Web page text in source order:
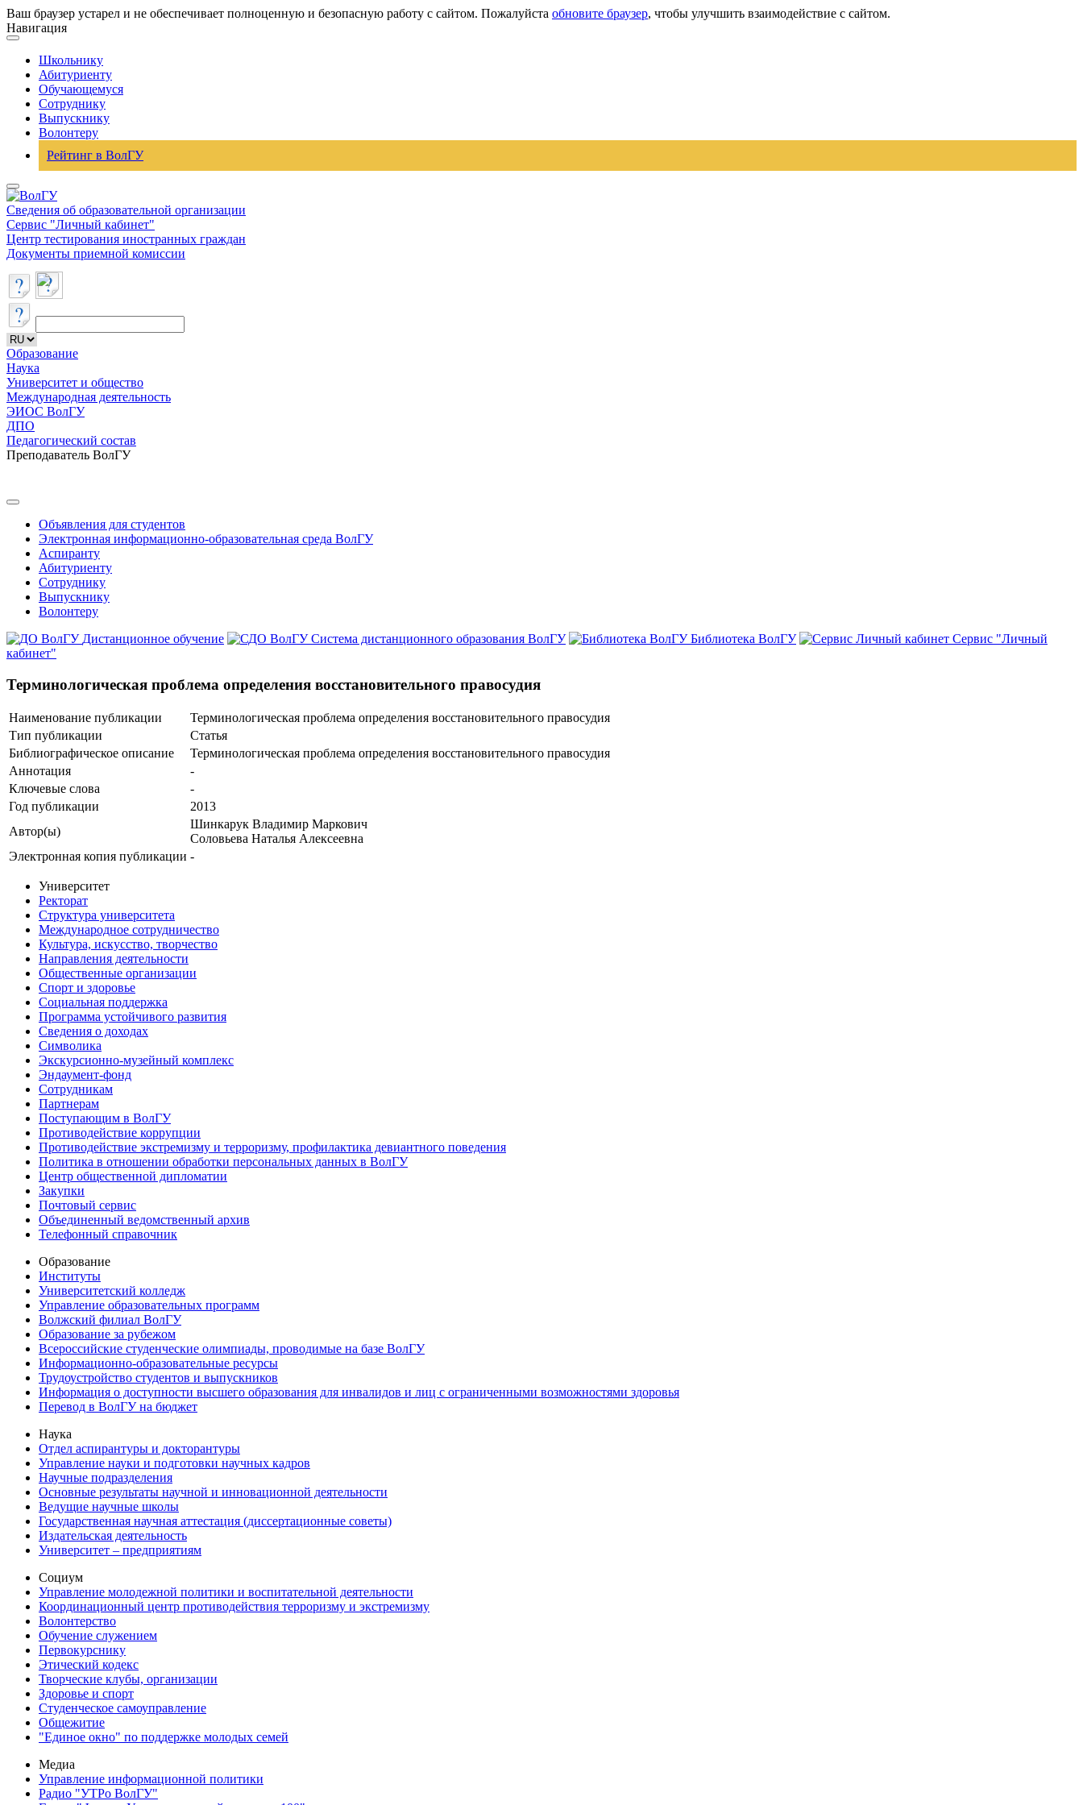
Ваш браузер устарел и не обеспечивает полноценную и безопасную работу с сайтом. Пожалуйста обновите браузер, чтобы улучшить взаимодействие с сайтом.
Навигация
Школьнику
Абитуриенту
Обучающемуся
Сотруднику
Выпускнику
Волонтеру
Рейтинг в ВолГУ
Сведения об образовательной организации
Сервис "Личный кабинет"
Центр тестирования иностранных граждан
Документы приемной комиссии
Образование
Наука
Университет и общество
Международная деятельность
ЭИОС ВолГУ
ДПО
Педагогический состав
Преподаватель ВолГУ
Объявления для студентов
Электронная информационно-образовательная среда ВолГУ
Аспиранту
Абитуриенту
Сотруднику
Выпускнику
Волонтеру
Дистанционное обучение
Система дистанционного образования ВолГУ Библиотека ВолГУ
Сервис "Личный
кабинет"
Терминологическая проблема определения восстановительного правосудия
Наименование публикации
Терминологическая проблема определения восстановительного правосудия
Тип публикации
Статья
Библиографическое описание
Терминологическая проблема определения восстановительного правосудия
Аннотация
-
Ключевые cлова
-
Год публикации
2013
Автор(ы)
Шинкарук Владимир Маркович
Соловьева Наталья Алексеевна
Электронная копия публикации -
Университет
Ректорат
Структура университета
Международное сотрудничество
Культура, искусство, творчество
Направления деятельности
Общественные организации
Спорт и здоровье
Социальная поддержка
Программа устойчивого развития
Сведения о доходах
Символика
Экскурсионно-музейный комплекс
Эндаумент-фонд
Сотрудникам
Партнерам
Поступающим в ВолГУ
Противодействие коррупции
Противодействие экстремизму и терроризму, профилактика девиантного поведения
Политика в отношении обработки персональных данных в ВолГУ
Центр общественной дипломатии
Закупки
Почтовый сервис
Объединенный ведомственный архив
Телефонный справочник
Образование
Институты
Университетский колледж
Управление образовательных программ
Волжский филиал ВолГУ
Образование за рубежом
Всероссийские студенческие олимпиады, проводимые на базе ВолГУ
Информационно-образовательные ресурсы
Трудоустройство студентов и выпускников
Информация о доступности высшего образования для инвалидов и лиц с ограниченными возможностями здоровья
Перевод в ВолГУ на бюджет
Наука
Отдел аспирантуры и докторантуры
Управление науки и подготовки научных кадров
Научные подразделения
Основные результаты научной и инновационной деятельности
Ведущие научные школы
Государственная научная аттестация (диссертационные советы)
Издательская деятельность
Университет – предприятиям
Социум
Управление молодежной политики и воспитательной деятельности
Координационный центр противодействия терроризму и экстремизму
Волонтерство
Обучение служением
Первокурснику
Этический кодекс
Творческие клубы, организации
Здоровье и спорт
Студенческое самоуправление
Общежитие
"Единое окно" по поддержке молодых семей
Медиа
Управление информационной политики
Радио "УТРо ВолГУ"